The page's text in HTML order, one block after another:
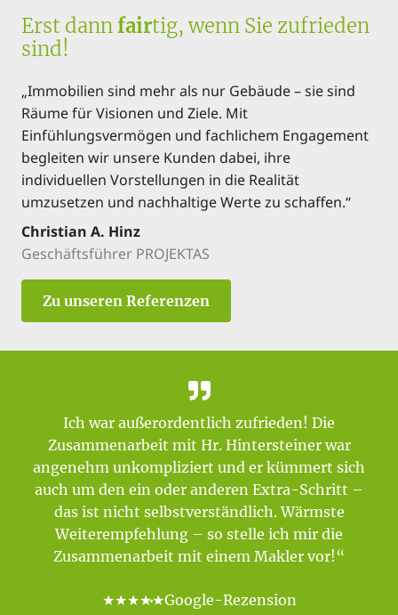
Erst dannfairtig, wenn Sie zufrieden
sind!
„Immobilien sind mehr als nur Gebäude – sie sind
Räume für Visionen und Ziele. Mit
Einfühlungsvermögen und fachlichem Engagement
begleiten wir unsere Kunden dabei, ihre
individuellen Vorstellungen in die Realität
umzusetzen und nachhaltige Werte zu schaffen.“
Christian A. Hinz
Geschäftsführer PROJEKTAS
Zu unseren Referenzen
Ich war außerordentlich zufrieden! Die
Zusammenarbeit mit Hr. Hintersteiner war
angenehm unkompliziert und er kümmert sich
auch um den ein oder anderen Extra-Schritt –
das ist nicht selbstverständlich. Wärmste
Weiterempfehlung – so stelle ich mir die
Zusammenarbeit mit einem Makler vor!“
★★★★★Google-Rezension